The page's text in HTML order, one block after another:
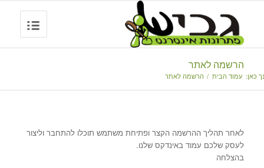
הרשמה לאתר
כאן: עמוד הבית / הרשמה לאתר
לאחר תהליך ההרשמה הקצר ופתיחת משתמש תוכלו להתחבר וליצור
לעסק שלכם עמוד באינדקס שלנו.
בהצלחה